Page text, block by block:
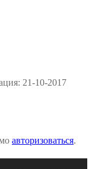
21-10-2017
авторизоваться.